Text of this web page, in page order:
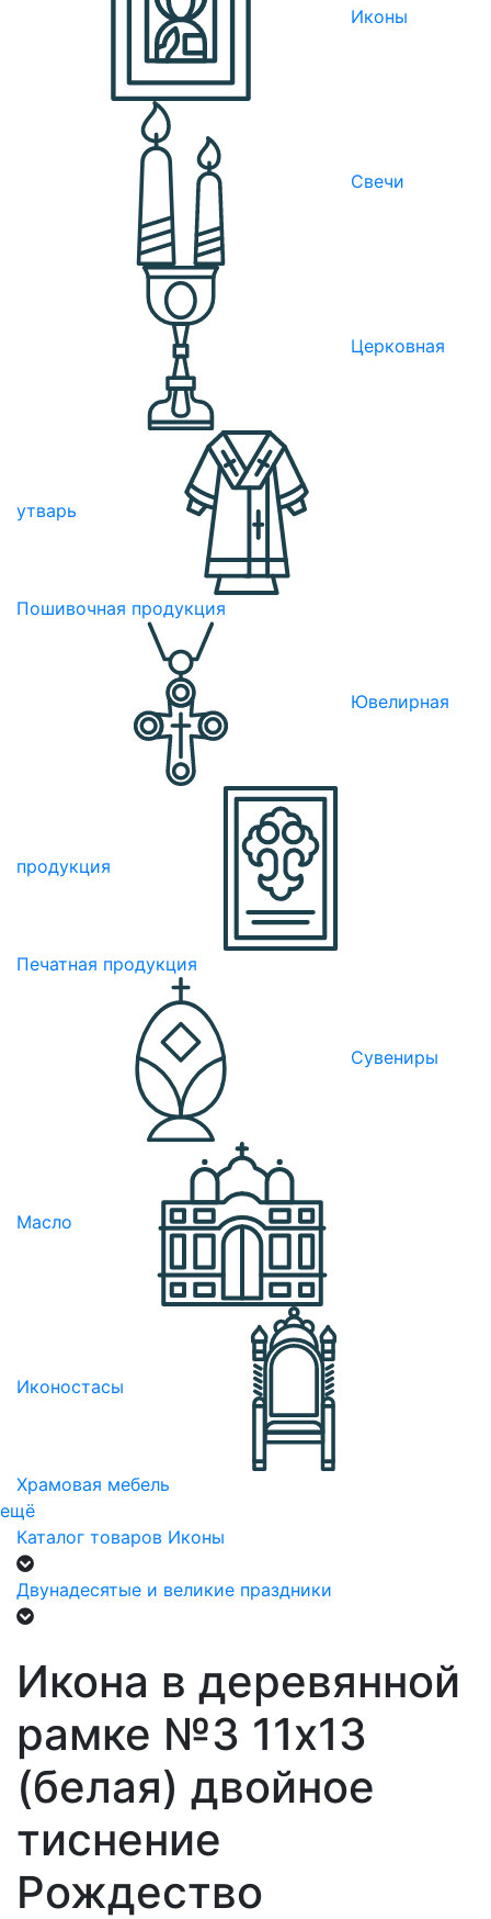
Иконы
Свечи
Церковная
утварь
Пошивочная продукция
Ювелирная
продукция
Печатная продукция
Сувениры
Масло
Иконостасы
Храмовая мебель
ещё
Каталог товаров Иконы
Двунадесятые и великие праздники
Икона в деревянной
рамке №3 11х13
(белая) двойное
тиснение
Рождество